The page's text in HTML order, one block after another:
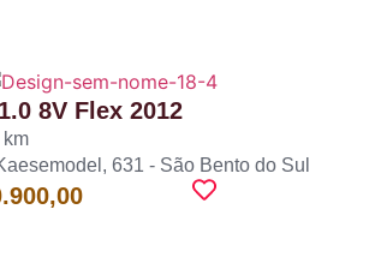
8V Flex 2012
km
631 - São Bento do Sul